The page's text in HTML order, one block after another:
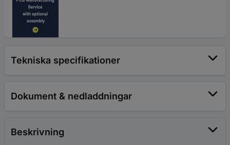
Tekniska specifikationer
Dokument & nedladdningar
Beskrivning